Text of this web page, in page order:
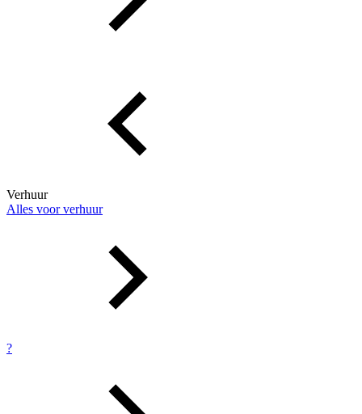
Verhuur
Alles voor verhuur
?